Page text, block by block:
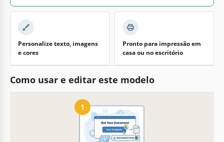
Personalize texto, imagens
e cores
Pronto para impressão em
casa ou no escritório
Como usar e editar este modelo
1